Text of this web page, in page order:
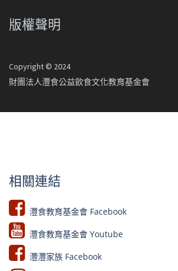
版權聲明
Copyright © 2024
財團法人灃食公益飲食文化教育基金會
相關連結
灃食教育基金會 Facebook​
灃食教育基金會 Youtube​​
灃灃家族 Facebook